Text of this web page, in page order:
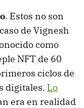
. Estos no son
de Vignesh
como
NFT de 60
ciclos de
digitales. Lo
era en realidad